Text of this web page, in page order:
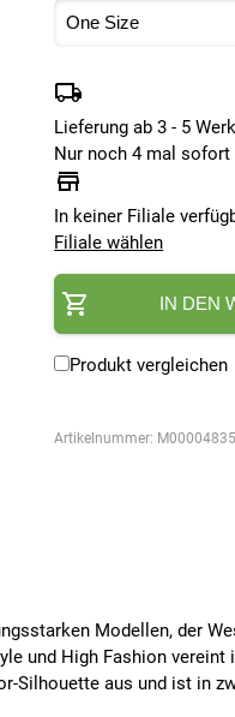
Lieferung ab 3 - 5
Nur noch 4 mal sofort
In keiner Filiale
Filiale wählen
IN DEN
Produkt vergleichen
Artikelnummer:
Modellen, der
und High Fashion
Silhouette aus und ist in